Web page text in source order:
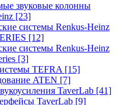
звуковые колонны
[23]
системы Renkus-Heinz
[12]
системы Renkus-Heinz
[3]
TEFRA [15]
ATEN [7]
TaverLab [41]
TaverLab [9]